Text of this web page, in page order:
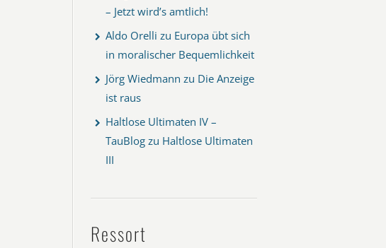
– Jetzt wird’s amtlich!
Aldo Orelli zu Europa übt sich
in moralischer Bequemlichkeit
Jörg Wiedmann zu Die Anzeige
ist raus
Haltlose Ultimaten IV –
TauBlog zu Haltlose Ultimaten
III
Ressort